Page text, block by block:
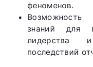
феноменов.
Возможность
знаний для
лидерства
последствий